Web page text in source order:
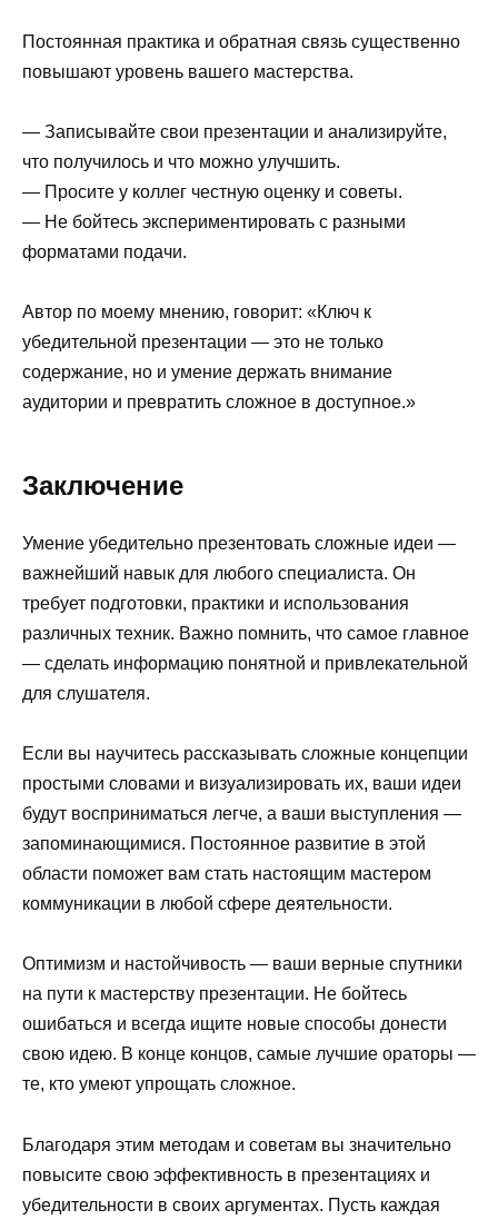
Постоянная практика и обратная связь существенно
повышают уровень вашего мастерства.
— Записывайте свои презентации и анализируйте,
что получилось и что можно улучшить.
— Просите у коллег честную оценку и советы.
— Не бойтесь экспериментировать с разными
форматами подачи.
Автор по моему мнению, говорит: «Ключ к
убедительной презентации — это не только
содержание, но и умение держать внимание
аудитории и превратить сложное в доступное.»
Заключение
Умение убедительно презентовать сложные идеи —
важнейший навык для любого специалиста. Он
требует подготовки, практики и использования
различных техник. Важно помнить, что самое главное
— сделать информацию понятной и привлекательной
для слушателя.
Если вы научитесь рассказывать сложные концепции
простыми словами и визуализировать их, ваши идеи
будут восприниматься легче, а ваши выступления —
запоминающимися. Постоянное развитие в этой
области поможет вам стать настоящим мастером
коммуникации в любой сфере деятельности.
Оптимизм и настойчивость — ваши верные спутники
на пути к мастерству презентации. Не бойтесь
ошибаться и всегда ищите новые способы донести
свою идею. В конце концов, самые лучшие ораторы —
те, кто умеют упрощать сложное.
Благодаря этим методам и советам вы значительно
повысите свою эффективность в презентациях и
убедительности в своих аргументах. Пусть каждая